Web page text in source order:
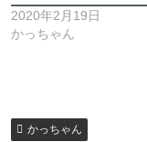
2020年2月19日
かっちゃん
かっちゃん